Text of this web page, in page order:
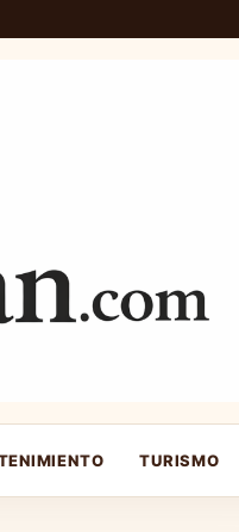
TURISMO